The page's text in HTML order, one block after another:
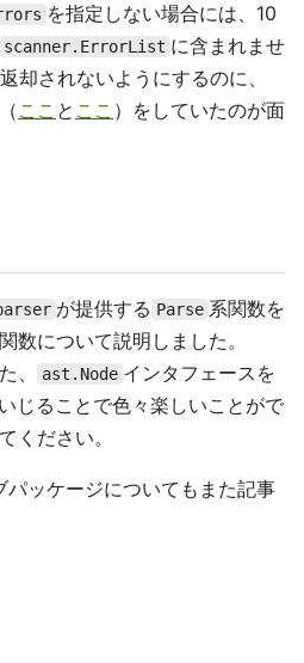
を指定しない場合には、10
scanner.ErrorList に含まれませ
却されないようにするのに、
ここ と ここ ）をしていたのが面
が提供する Parse 系関数を
数について説明しました。
、 ast.Node インタフェースを
じることで色々楽しいことがで
ください。
パッケージについてもまた記事